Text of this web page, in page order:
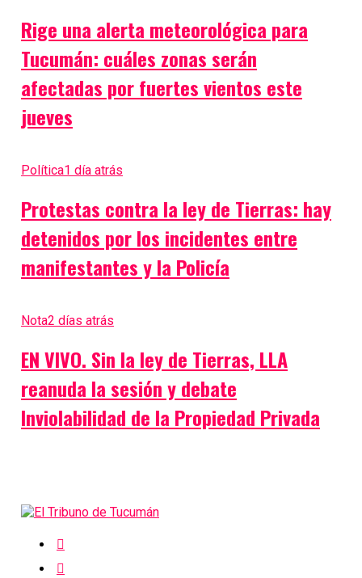
Rige una alerta meteorológica para
Tucumán: cuáles zonas serán
afectadas por fuertes vientos este
jueves
Política1 día atrás
Protestas contra la ley de Tierras: hay
detenidos por los incidentes entre
manifestantes y la Policía
Nota2 días atrás
EN VIVO. Sin la ley de Tierras, LLA
reanuda la sesión y debate
Inviolabilidad de la Propiedad Privada